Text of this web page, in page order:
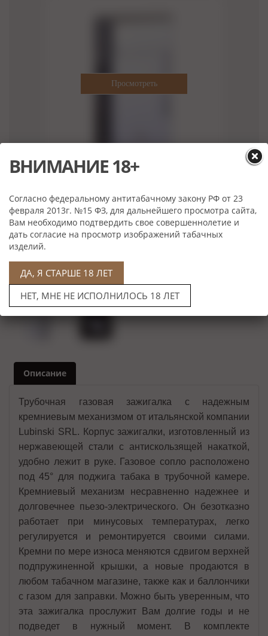
Нет в наличии
Характеристики
Размер: 6х4х2
Материал:
Производитель: Lubinski, Италия
Описание
Трубочная газовая зажигалка с надежным
кремниевым механизмом от итальянской компании
Lubinski SRL. Корпус зажигалки, изготовленный из
нержавеющей стали с антискользящей накаткой,
удобно лежит в руке. Газовое сопло расположено
под 45° для поджига табака в трубочной камере.
Кремниевый механизм несравненно надежнее и
долговечнее пьезо-электрического. Он безотказно
работает при минусовых температурах, легко
регулируется и ремонтируется своими силами.
Кремни по мере износа меняются сдвигом верхней
подпружиненной крышки, а новые продаются в
любом табачном магазине, также как и баллончики
с газом для заправки. Можно быть уверенным, что
эта зажигалка прослужит Вам долгие годы и не
подведет в нужный момент. В комплекте
ВНИМАНИЕ 18+
Согласно федеральному антитабачному закону РФ от 23
февраля 2013г. №15 ФЗ, для дальнейшего просмотра сайта,
Вам необходимо подтвердить свое совершеннолетие и
дать согласие на просмотр изображений табачных
изделий.
ДА, Я СТАРШЕ 18 ЛЕТ
НЕТ, МНЕ НЕ ИСПОЛНИЛОСЬ 18 ЛЕТ